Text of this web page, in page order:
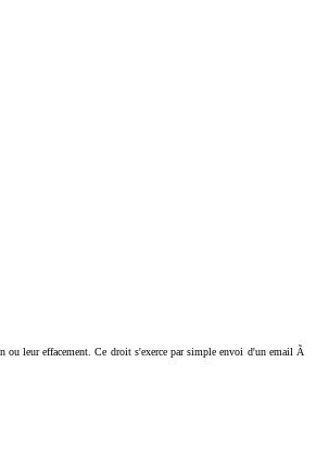
leur effacement. Ce droit s'exerce par simple envoi d'un email Ã